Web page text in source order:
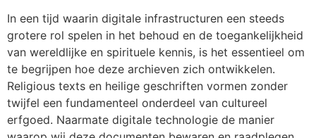
In een tijd waarin digitale infrastructuren een steeds
grotere rol spelen in het behoud en de toegankelijkheid
van wereldlijke en spirituele kennis, is het essentieel om
te begrijpen hoe deze archieven zich ontwikkelen.
Religious texts en heilige geschriften vormen zonder
twijfel een fundamenteel onderdeel van cultureel
erfgoed. Naarmate digitale technologie de manier